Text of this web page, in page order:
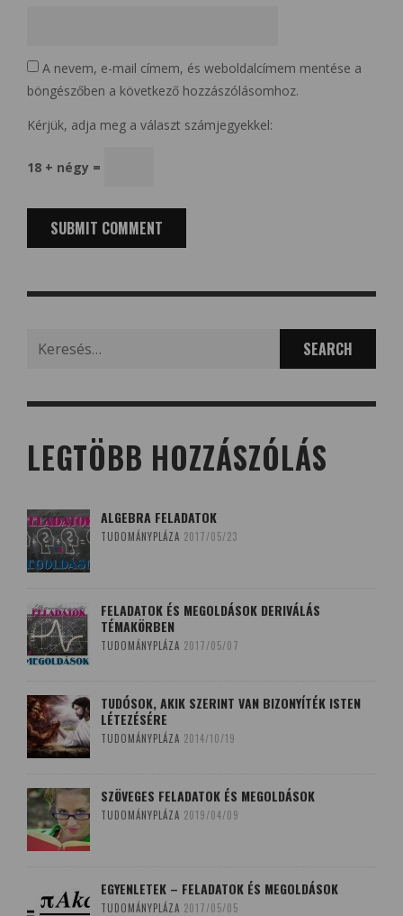
A nevem, e-mail címem, és weboldalcímem mentése a
böngészőben a következő hozzászólásomhoz.
Kérjük, adja meg a választ számjegyekkel:
18 + négy =
for:
LEGTÖBB HOZZÁSZÓLÁS
ALGEBRA FELADATOK
TUDOMÁNYPLÁZA 2017/05/23
FELADATOK ÉS MEGOLDÁSOK DERIVÁLÁS
TÉMAKÖRBEN
TUDOMÁNYPLÁZA 2017/05/07
TUDÓSOK, AKIK SZERINT VAN BIZONYÍTÉK ISTEN
LÉTEZÉSÉRE
TUDOMÁNYPLÁZA 2014/10/19
SZÖVEGES FELADATOK ÉS MEGOLDÁSOK
TUDOMÁNYPLÁZA 2019/04/09
EGYENLETEK – FELADATOK ÉS MEGOLDÁSOK
TUDOMÁNYPLÁZA 2017/05/05